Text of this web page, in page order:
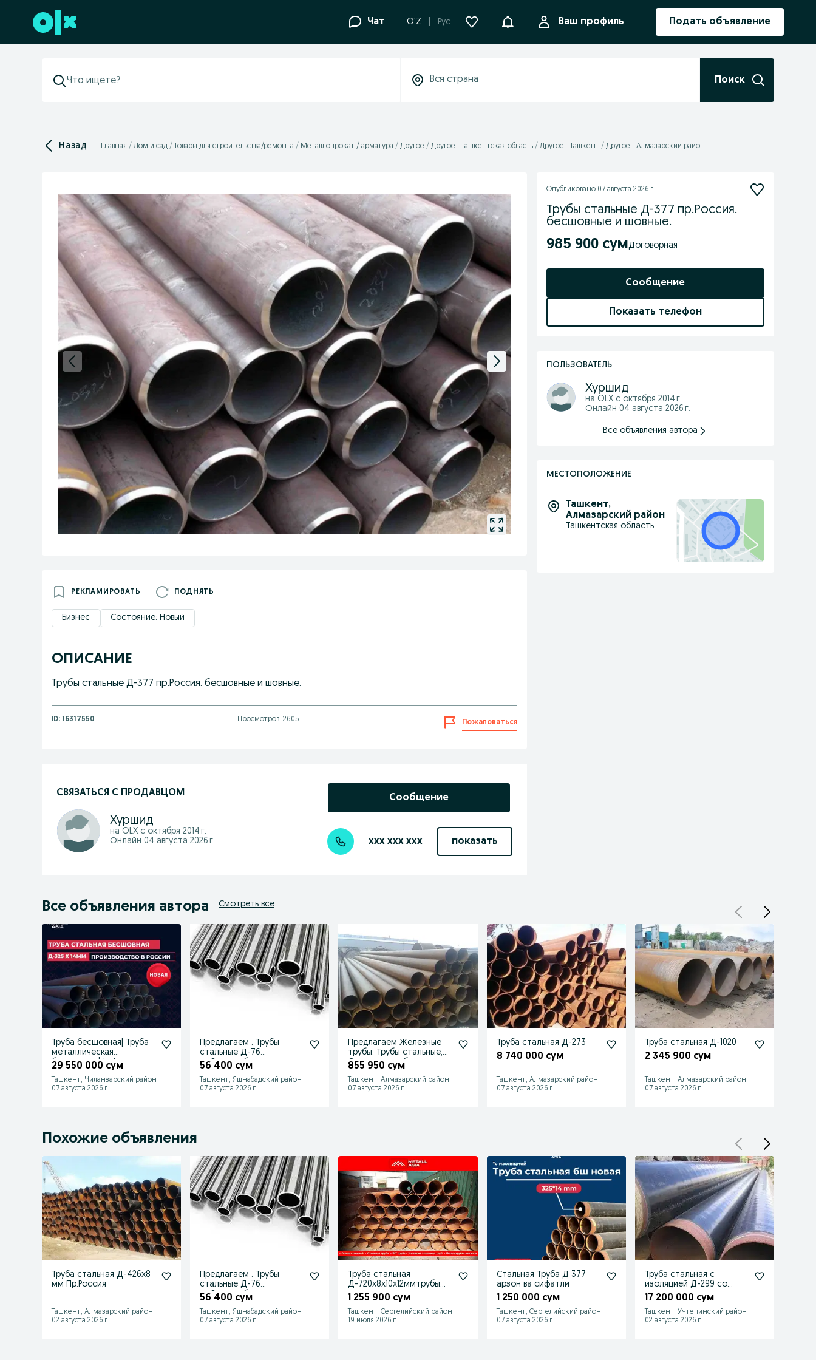
Перейти к нижнему колонтитулу Чат O'Z Рус УведомленияВаш профиль Подать объявление
Поиск
Назад Главная Дом и сад Товары для строительства/ремонта Металлопрокат / арматура Другое Другое - Ташкентская область Другое - Ташкент Другое - Алмазарский район
РЕКЛАМИРОВАТЬ ПОДНЯТЬ
Бизнес Состояние: Новый
ОПИСАНИЕ
Трубы стальные Д-377 пр.Россия. бесшовные и шовные.
ID: 16317550 Просмотров: 2605 Пожаловаться
СВЯЗАТЬСЯ С ПРОДАВЦОМ
Хуршид
на OLX с октября 2014 г.
Онлайн 04 августа 2026 г.
Сообщение
xxx xxx xxx показать
Опубликовано 07 августа 2026 г.
Трубы стальные Д-377 пр.Россия.
бесшовные и шовные.
985 900 сум Договорная
Сообщение
Показать телефон
ПОЛЬЗОВАТЕЛЬ
Хуршид
на OLX с октября 2014 г.
Онлайн 04 августа 2026 г.
Все объявления автора
МЕСТОПОЛОЖЕНИЕ
Ташкент,
Алмазарский район
Ташкентская область
Все объявления автора Смотреть все
Труба бесшовная| Труба
металлическая
бесшовная | truba
29 550 000 сум
Ташкент, Чиланзарский район
07 августа 2026 г.
Предлагаем . Трубы
стальные Д-76
пр.Россия. бесшовные и
56 400 сум
Ташкент, Яшнабадский район
07 августа 2026 г.
Предлагаем Железные
трубы. Трубы стальные,
Стальные трубы.
855 950 сум
Ташкент, Алмазарский район
07 августа 2026 г.
Труба стальная Д-273
8 740 000 сум
Ташкент, Алмазарский район
07 августа 2026 г.
Труба стальная Д-1020
2 345 900 сум
Ташкент, Алмазарский район
07 августа 2026 г.
Похожие объявления
Труба стальная Д-426х8
мм Пр.Россия
Ташкент, Алмазарский район
02 августа 2026 г.
Предлагаем . Трубы
стальные Д-76
пр.Россия. бесшовные и
56 400 сум
Ташкент, Яшнабадский район
07 августа 2026 г.
Труба стальная
Д-720х8х10х12ммтрубы
стальные шовные низкие
1 255 900 сум
Ташкент, Сергелийский район
19 июля 2026 г.
Стальная Труба Д 377
арзон ва сифатли
1 250 000 сум
Ташкент, Сергелийский район
07 августа 2026 г.
Труба стальная с
изоляцией Д-299 со
склада
17 200 000 сум
Ташкент, Учтепинский район
02 августа 2026 г.